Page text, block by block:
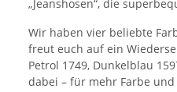
„Jeanshosen“, die
Wir haben vier beliebte
freut euch auf ein
Petrol 1749, Dunkelblau
dabei – für mehr Farbe